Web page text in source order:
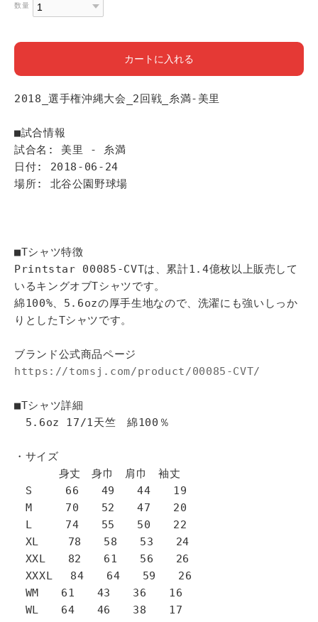
数量
カートに入れる
2018_選手権沖縄大会_2回戦_糸満-美里
■試合情報
試合名: 美里 - 糸満
日付: 2018-06-24
場所: 北谷公園野球場
■Tシャツ特徴
Printstar 00085-CVTは、累計1.4億枚以上販売して
いるキングオブTシャツです。
綿100%、5.6ozの厚手生地なので、洗濯にも強いしっか
りとしたTシャツです。
ブランド公式商品ページ
https://tomsj.com/product/00085-CVT/
■Tシャツ詳細
5.6oz 17/1天竺 綿100％
・サイズ
身丈 身巾 肩巾 袖丈
S 66 49 44 19
M 70 52 47 20
L 74 55 50 22
XL 78 58 53 24
XXL 82 61 56 26
XXXL 84 64 59 26
WM 61 43 36 16
WL 64 46 38 17